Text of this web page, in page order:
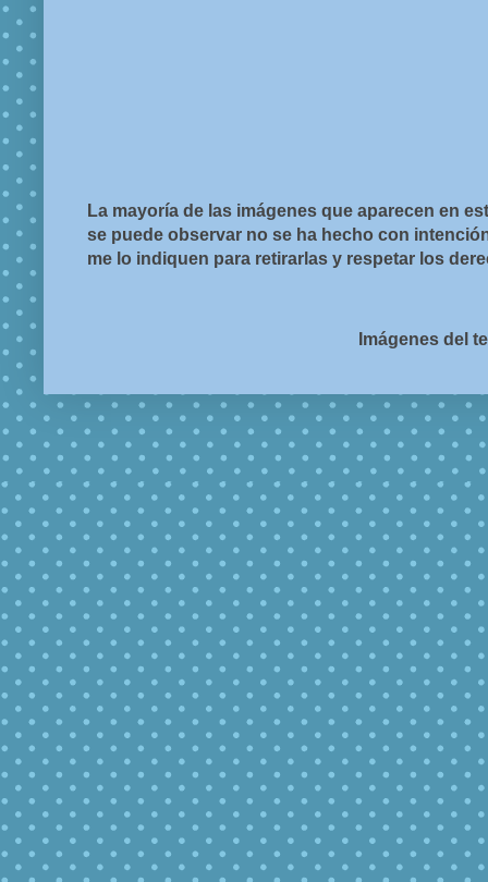
La mayoría de las imágenes que aparecen en
se puede observar no se ha hecho con
me lo indiquen para retirarlas y respetar los
Imágenes del